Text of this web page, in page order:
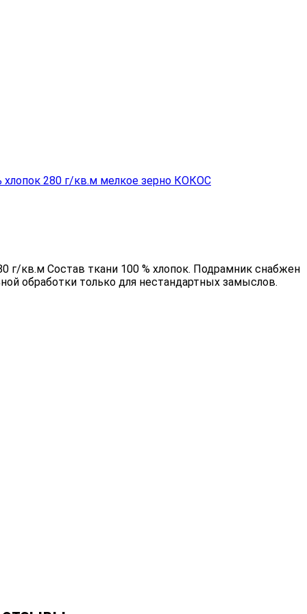
г/кв.м Состав ткани 100 % хлопок. Подрамник снабжен
обработки только для нестандартных замыслов.